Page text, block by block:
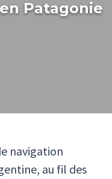
Patagonie
navigation
au fil des